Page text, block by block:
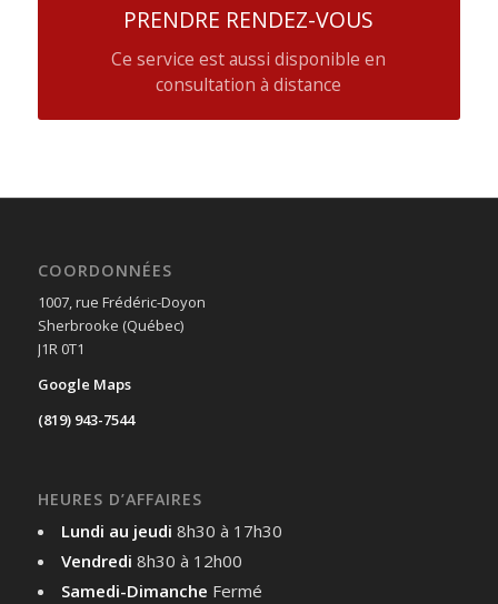
PRENDRE RENDEZ-VOUS
Ce service est aussi disponible en
consultation à distance
COORDONNÉES
1007, rue Frédéric-Doyon
Sherbrooke (Québec)
J1R 0T1
Google Maps
(819) 943-7544
HEURES D’AFFAIRES
Lundi au jeudi 8h30 à 17h30
Vendredi 8h30 à 12h00
Samedi-Dimanche Fermé